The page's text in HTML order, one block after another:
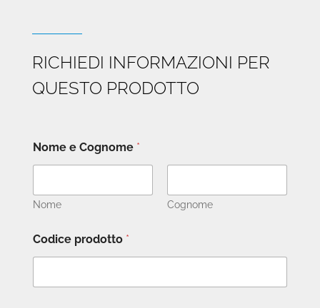
RICHIEDI INFORMAZIONI PER
QUESTO PRODOTTO
Nome e Cognome *
Nome Cognome
Codice prodotto *